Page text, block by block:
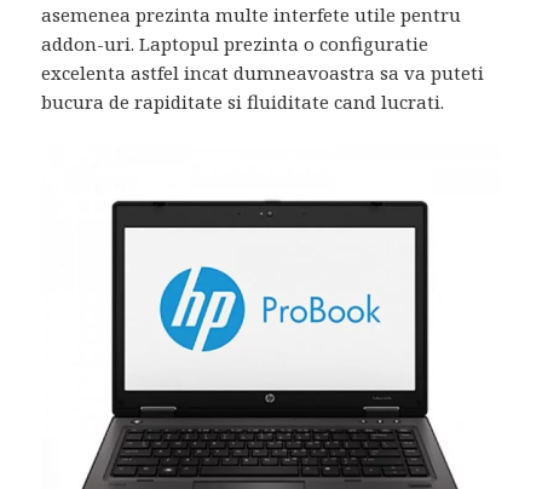
asemenea prezinta multe interfete utile pentru
addon-uri. Laptopul prezinta o configuratie
excelenta astfel incat dumneavoastra sa va puteti
bucura de rapiditate si fluiditate cand lucrati.